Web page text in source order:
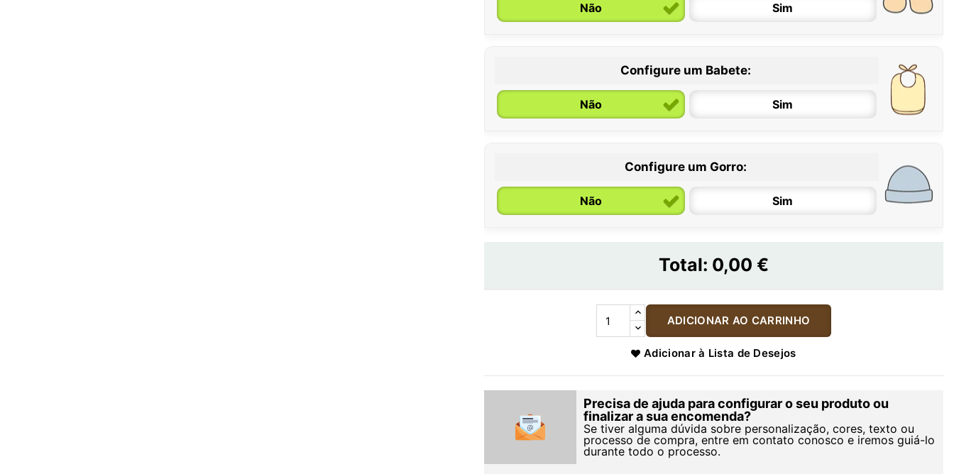
Não Sim
Configure um Babete:
Não Sim
Configure um Gorro:
Não Sim
Total: 0,00 €
ADICIONAR AO CARRINHO
Adicionar à Lista de Desejos
Precisa de ajuda para configurar o seu produto ou
finalizar a sua encomenda?
Se tiver alguma dúvida sobre personalização, cores, texto ou
processo de compra, entre em contato conosco e iremos guiá-lo
durante todo o processo.